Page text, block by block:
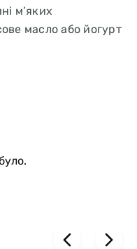
м’яких
масло або йогурт
відволікання
та сприяє
ВИДАХ СТРЕСУ: